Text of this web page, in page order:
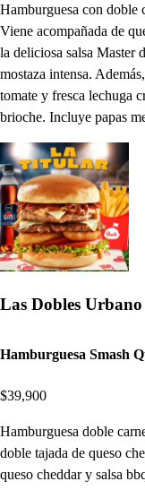
Hamburguesa con doble
Viene acompañada de
la deliciosa salsa Master
mostaza intensa.
tomate y fresca lechuga
brioche. Incluye papas
Las Dobles Urbano
Hamburguesa Smash
$39,900
Hamburguesa doble
doble tajada de queso
queso cheddar y salsa